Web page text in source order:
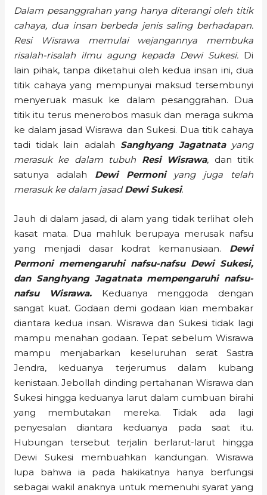
Dalam pesanggrahan yang hanya diterangi oleh titik
cahaya, dua insan berbeda jenis saling berhadapan.
Resi Wisrawa memulai wejangannya membuka
risalah-risalah ilmu agung kepada Dewi Sukesi.Di
lain pihak, tanpa diketahui oleh kedua insan ini, dua
titik cahaya yang mempunyai maksud tersembunyi
menyeruak masuk ke dalam pesanggrahan. Dua
titik itu terus menerobos masuk dan meraga sukma
ke dalam jasad Wisrawa dan Sukesi. Dua titik cahaya
tadi tidak lain adalah Sanghyang Jagatnatayang
merasuk ke dalam tubuh Resi Wisrawa, dan titik
satunya adalah Dewi Permoniyang juga telah
merasuk ke dalam jasadDewi Sukesi.
Jauh di dalam jasad, di alam yang tidak terlihat oleh
kasat mata. Dua mahluk berupaya merusak nafsu
yang menjadi dasar kodrat kemanusiaan. Dewi
Permoni memengaruhi nafsu-nafsu Dewi Sukesi,
dan Sanghyang Jagatnata mempengaruhi nafsu-
nafsu Wisrawa.Keduanya menggoda dengan
sangat kuat. Godaan demi godaan kian membakar
diantara kedua insan. Wisrawa dan Sukesi tidak lagi
mampu menahan godaan. Tepat sebelum Wisrawa
mampu menjabarkan keseluruhan serat Sastra
Jendra, keduanya terjerumus dalam kubang
kenistaan. Jebollah dinding pertahanan Wisrawa dan
Sukesi hingga keduanya larut dalam cumbuan birahi
yang membutakan mereka. Tidak ada lagi
penyesalan diantara keduanya pada saat itu.
Hubungan tersebut terjalin berlarut-larut hingga
Dewi Sukesi membuahkan kandungan. Wisrawa
lupa bahwa ia pada hakikatnya hanya berfungsi
sebagai wakil anaknya untuk memenuhi syarat yang